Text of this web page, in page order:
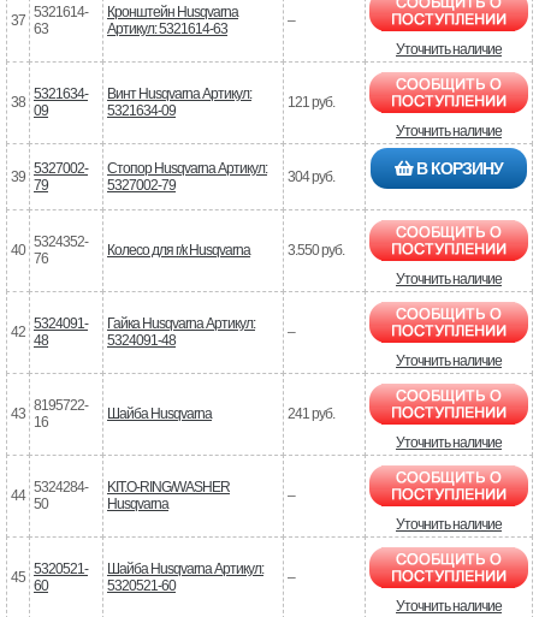
37 5321614-
63
Кронштейн Husqvarna
Артикул: 5321614-63
–
Уточнить наличие
38 5321634-
09
Винт Husqvarna Артикул:
5321634-09
121 руб.
Уточнить наличие
39 5327002-
79
Стопор Husqvarna Артикул:
5327002-79
304 руб. В КОРЗИНУ
40 5324352-
76
Колесо для г/к Husqvarna
3.550 руб.
Уточнить наличие
42 5324091-
48
Гайка Husqvarna Артикул:
5324091-48
–
Уточнить наличие
43 8195722-
16
Шайба Husqvarna
241 руб.
Уточнить наличие
44 5324284-
50
KIT.O-RING/WASHER
Husqvarna
–
Уточнить наличие
45 5320521-
60
Шайба Husqvarna Артикул:
5320521-60
–
Уточнить наличие